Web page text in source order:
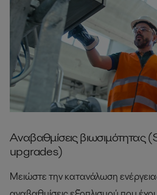
Αναβαθμίσεις βιωσιμότητας
upgrades)
Μειώστε την κατανάλωση